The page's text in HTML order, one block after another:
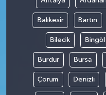
Balıkesir Bartın
Bilecik Bingöl
Burdur Bursa
Çorum Denizli